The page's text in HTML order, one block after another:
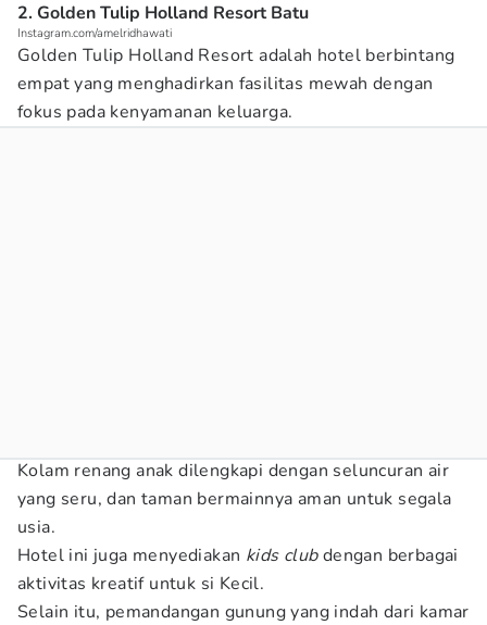
2. Golden Tulip Holland Resort Batu
Instagram.com/amelridhawati
Golden Tulip Holland Resort adalah hotel berbintang
empat yang menghadirkan fasilitas mewah dengan
fokus pada kenyamanan keluarga.
Kolam renang anak dilengkapi dengan seluncuran air
yang seru, dan taman bermainnya aman untuk segala
usia.
Hotel ini juga menyediakan kids clubdengan berbagai
aktivitas kreatif untuk si Kecil.
Selain itu, pemandangan gunung yang indah dari kamar